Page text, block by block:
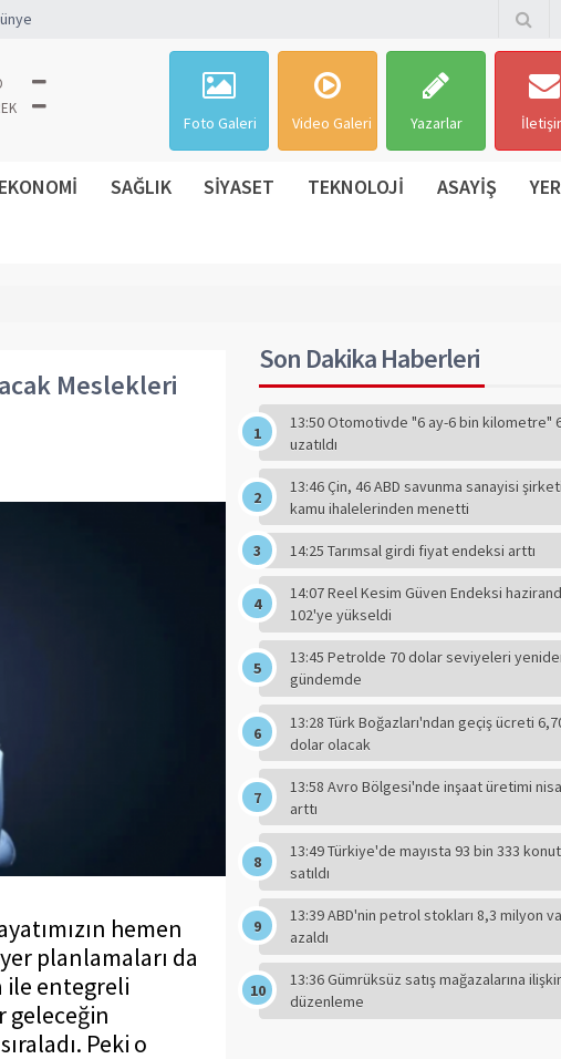
Foto Galeri Video Galeri Yazarlar
EKONOMİ SAĞLIK SİYASET TEKNOLOJİ ASAYİŞ
Meslekleri
hemen
planlamaları da
ile entegreli
geleceğin
Peki o
Son Dakika Haberleri
13:50 Otomotivde "6 ay-6 bin kilometre"
uzatıldı
13:46 Çin, 46 ABD savunma sanayisi
kamu ihalelerinden menetti
14:25 Tarımsal girdi fiyat endeksi arttı
14:07 Reel Kesim Güven Endeksi
102'ye yükseldi
13:45 Petrolde 70 dolar seviyeleri
gündemde
13:28 Türk Boğazları'ndan geçiş ücreti
dolar olacak
13:58 Avro Bölgesi'nde inşaat üretimi
arttı
13:49 Türkiye'de mayısta 93 bin 333 konut
satıldı
13:39 ABD'nin petrol stokları 8,3 milyon
azaldı
13:36 Gümrüksüz satış mağazalarına
düzenleme
F.ALPER GÜLTEPE
CHP'li Başkanın
Dilindeki Kin,
Hafızadaki Gerçeği
Silemez